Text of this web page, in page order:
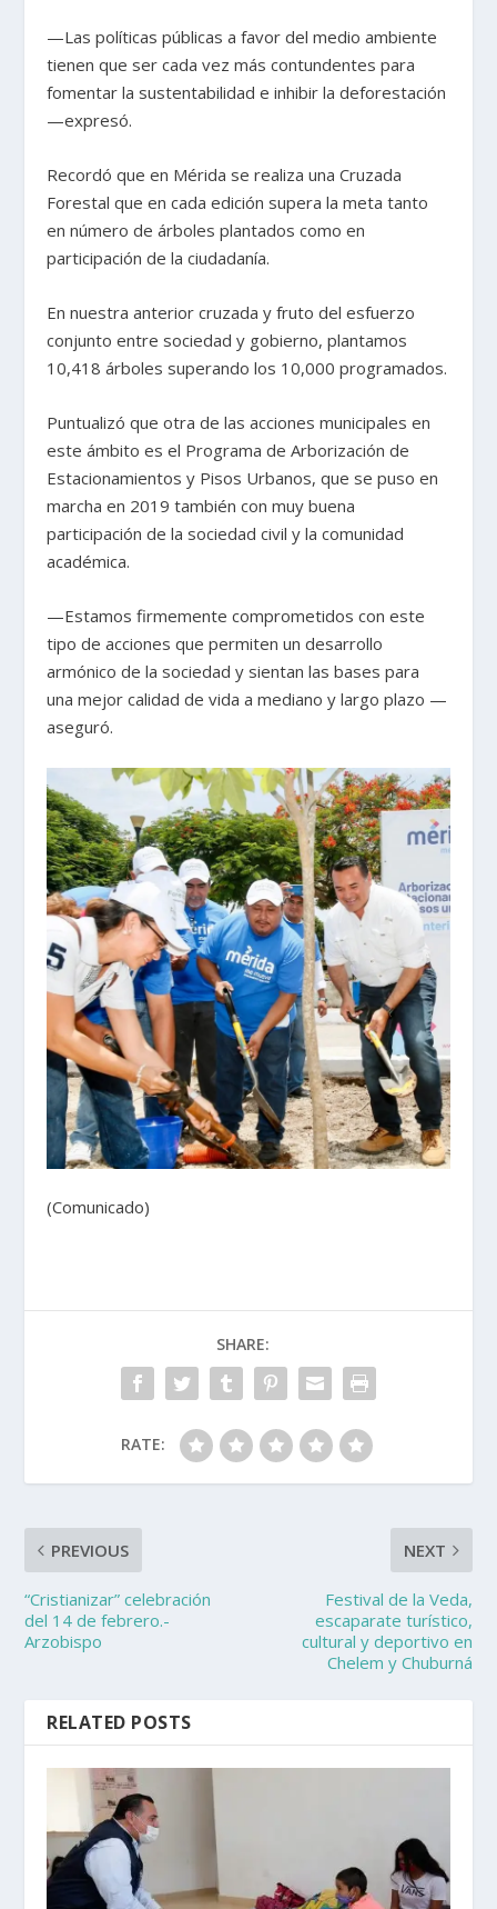
—Las políticas públicas a favor del medio ambiente
tienen que ser cada vez más contundentes para
fomentar la sustentabilidad e inhibir la deforestación
—expresó.
Recordó que en Mérida se realiza una Cruzada
Forestal que en cada edición supera la meta tanto
en número de árboles plantados como en
participación de la ciudadanía.
En nuestra anterior cruzada y fruto del esfuerzo
conjunto entre sociedad y gobierno, plantamos
10,418 árboles superando los 10,000 programados.
Puntualizó que otra de las acciones municipales en
este ámbito es el Programa de Arborización de
Estacionamientos y Pisos Urbanos, que se puso en
marcha en 2019 también con muy buena
participación de la sociedad civil y la comunidad
académica.
—Estamos firmemente comprometidos con este
tipo de acciones que permiten un desarrollo
armónico de la sociedad y sientan las bases para
una mejor calidad de vida a mediano y largo plazo —
aseguró.
(Comunicado)
SHARE:
RATE:
PREVIOUS
“Cristianizar” celebración
del 14 de febrero.-
Arzobispo
NEXT
Festival de la Veda,
escaparate turístico,
cultural y deportivo en
Chelem y Chuburná
RELATED POSTS